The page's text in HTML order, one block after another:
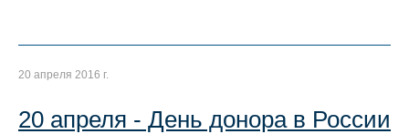
20 апреля 2016 г.
20 апреля - День донора в России